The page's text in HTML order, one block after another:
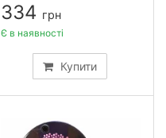
334 грн
Купити
Є в наявності